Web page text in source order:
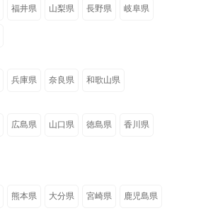
福井県 山梨県 長野県 岐阜県
兵庫県 奈良県 和歌山県
広島県 山口県 徳島県 香川県
熊本県 大分県 宮崎県 鹿児島県